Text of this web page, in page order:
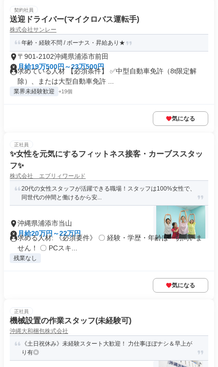
契約社員
送迎ドライバー(マイクロバス運転手)
株式会社サンレー
年齢・経験不問 / ボーナス・昇給あり★
〒901-2102沖縄県浦添市前田
月給19万500円～23万500円
求めている人材 【必須条件】 ✅中型自動車免許（8t限定解
除）、または大型自動車免許 ...
業界未経験歓迎 +19個
気になる
正社員
✨女性を元気にするフィットネス接客・カーブススタッ
フ✨
株式会社 エブリィワールド
20代の女性スタッフが活躍できる職場！スタッフは100%女性で、
同世代の仲間と働けるから安...
沖縄県浦添市当山
月給20万円～22万円
求める人材: 《必須要件》 〇 経験・学歴・年齢は一切問いま
せん！ 〇 PCスキ...
残業なし
気になる
正社員
機械設置の作業スタッフ(未経験可)
沖縄大和梱包株式会社
《土日祝休み》未経験スタート大歓迎！ 力仕事ほぼナシ＆早上が
り有◎